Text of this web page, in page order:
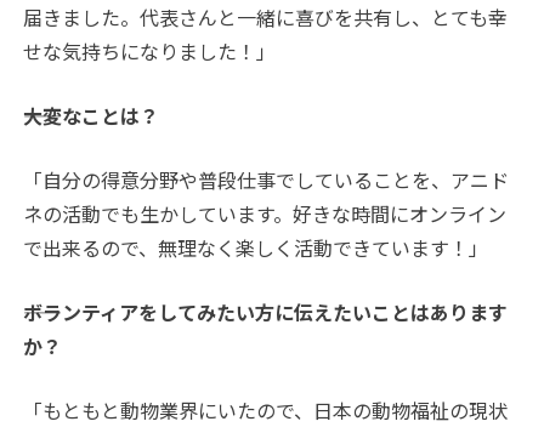
届きました。代表さんと一緒に喜びを共有し、とても幸
せな気持ちになりました！」
――大変なことは？
「自分の得意分野や普段仕事でしていることを、アニド
ネの活動でも生かしています。好きな時間にオンライン
で出来るので、無理なく楽しく活動できています！」
――ボランティアをしてみたい方に伝えたいことはあります
か？
「もともと動物業界にいたので、日本の動物福祉の現状